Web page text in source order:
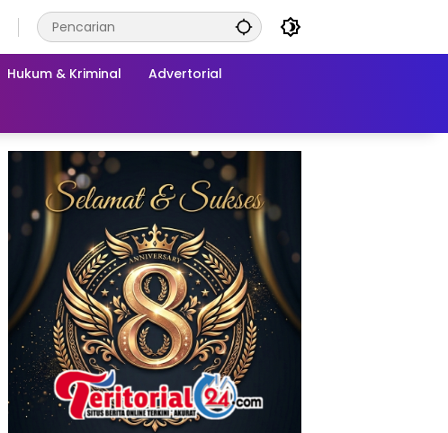
Hukum & Kriminal Advertorial